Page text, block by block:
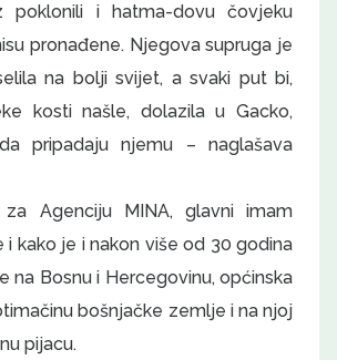
poklonili i hatma-dovu čovjeku
pronađene. Njegova supruga je
na bolji svijet, a svaki put bi,
kosti našle, dolazila u Gacko,
pripadaju njemu – naglašava
Agenciju MINA, glavni imam
i kako je i nakon više od 30 godina
na Bosnu i Hercegovinu, općinska
bošnjačke zemlje i na njoj
pijacu.